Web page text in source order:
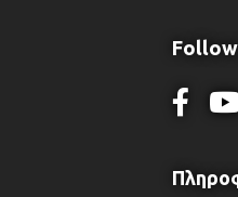
Follow